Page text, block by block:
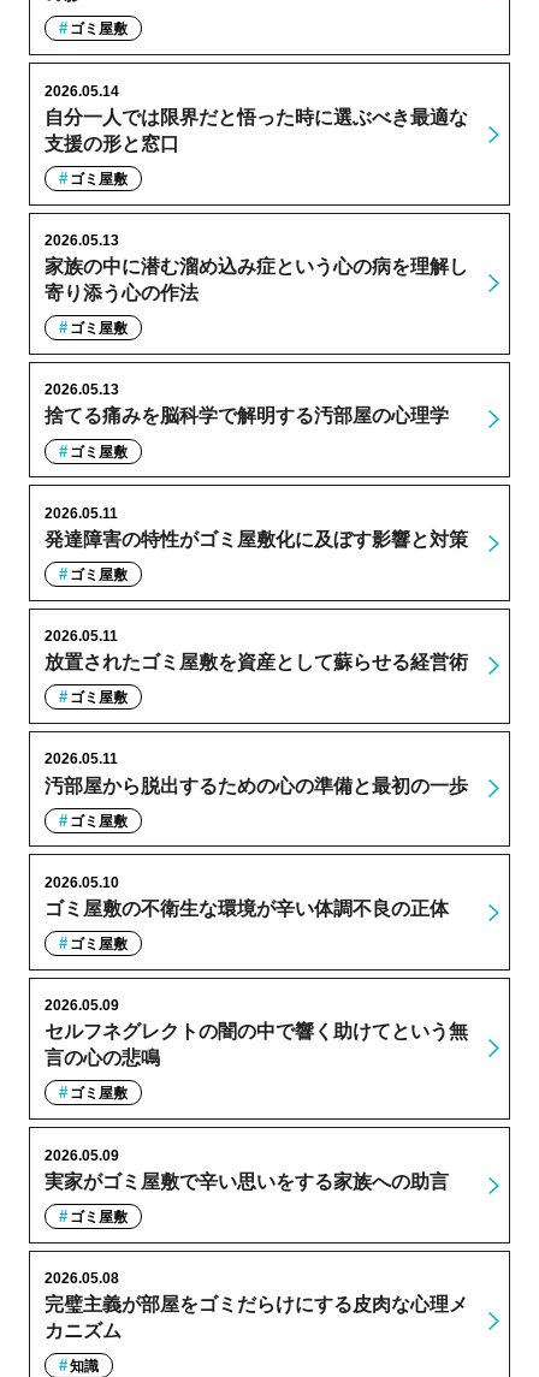
ゴミ屋敷
自分一人では限界だと悟った時に選ぶべき最適な
支援の形と窓口
2026.05.14
ゴミ屋敷
家族の中に潜む溜め込み症という心の病を理解し
寄り添う心の作法
2026.05.13
ゴミ屋敷
捨てる痛みを脳科学で解明する汚部屋の心理学
2026.05.13
ゴミ屋敷
発達障害の特性がゴミ屋敷化に及ぼす影響と対策
2026.05.11
ゴミ屋敷
放置されたゴミ屋敷を資産として蘇らせる経営術
2026.05.11
ゴミ屋敷
汚部屋から脱出するための心の準備と最初の一歩
2026.05.11
ゴミ屋敷
ゴミ屋敷の不衛生な環境が辛い体調不良の正体
2026.05.10
ゴミ屋敷
セルフネグレクトの闇の中で響く助けてという無
言の心の悲鳴
2026.05.09
ゴミ屋敷
実家がゴミ屋敷で辛い思いをする家族への助言
2026.05.09
ゴミ屋敷
完璧主義が部屋をゴミだらけにする皮肉な心理メ
カニズム
2026.05.08
知識